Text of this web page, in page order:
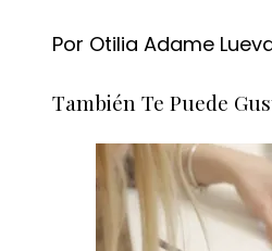
Por Otilia Adame
También Te Puede